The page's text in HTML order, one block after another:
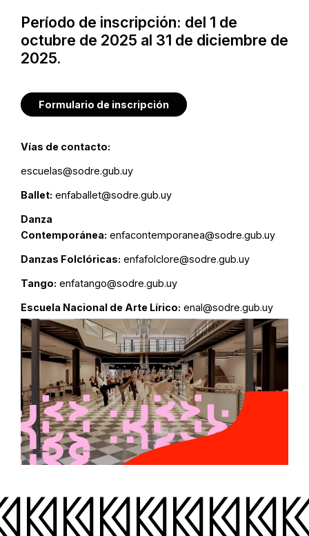
Período de inscripción: del 1 de
octubre de 2025 al 31 de diciembre de
2025.
Formulario de inscripción
Vías de contacto:
escuelas@sodre.gub.uy
Ballet: enfaballet@sodre.gub.uy
Danza
Contemporánea: enfacontemporanea@sodre.gub.uy
Danzas Folclóricas: enfafolclore@sodre.gub.uy
Tango: enfatango@sodre.gub.uy
Escuela Nacional de Arte Lírico: enal@sodre.gub.uy